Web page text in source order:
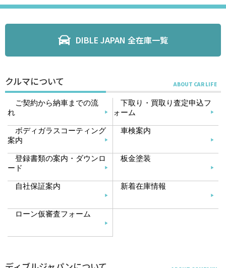
DIBLE JAPAN 全在庫一覧
クルマについて
ご契約から納車までの流
れ
下取り・買取り査定申込フ
ォーム
ボディガラスコーティング
案内
車検案内
登録書類の案内・ダウンロ
ード
板金塗装
自社保証案内 新着在庫情報
ローン仮審査フォーム